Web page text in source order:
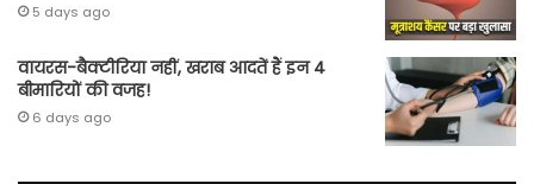
5 days ago
वायरस-बैक्टीरिया नहीं, खराब आदतें हैं इन 4
बीमारियों की वजह!
6 days ago